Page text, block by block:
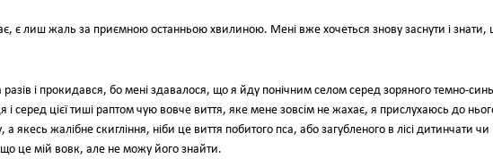
є лиш жаль за приємною останньою хвилиною. Мені вже хочеться знову заснути і знати,
і прокидався, бо мені здавалося, що я йду понічним селом серед зоряного темно-
і серед цієї тиші раптом чую вовче виття, яке мене зовсім не жахає, я прислухаюсь до
якесь жалібне скигління, ніби це виття побитого пса, або загубленого в лісі дитинчати чи
це мій вовк, але не можу його знайти.